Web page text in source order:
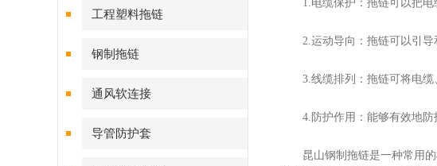
工程塑料拖链
钢制拖链
通风软连接
导管防护套
1.电缆保护：拖链可以把电缆
2.运动导向：拖链可以引导和
3.线缆排列：拖链可将电缆、
4.防护作用：能够有效地防
昆山钢制拖链是一种常用的